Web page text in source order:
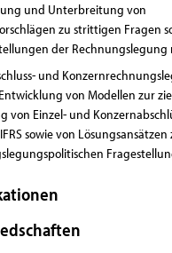
und Unterbreitung von
zu strittigen Fragen
der Rechnungslegung
und
von Modellen zur
von Einzel- und
sowie von